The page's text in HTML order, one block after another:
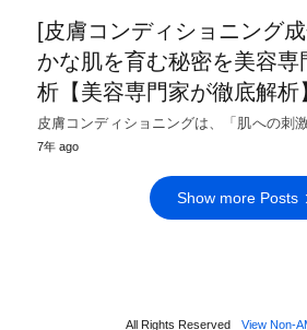
[皮膚コンディショニング
かな肌を育む秘密を美容専
析【美容専門家が徹底解析
皮膚コンディショニングは、「肌への刺
7年 ago
Show more Posts
All Rights Reserved View Non-